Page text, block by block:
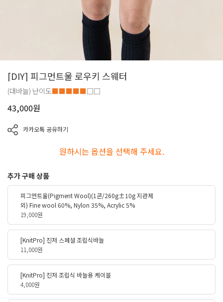
[DIY] 피그먼트울 로우키 스웨터
(대바늘) 난이도■■■■■□□
43,000원
카카오톡 공유하기
원하시는 옵션을 선택해 주세요.
추가 구매 상품
피그먼트울(Pigment Wool)(1콘/260g±10g 지관제
외) Fine wool 60%, Nylon 35%, Acrylic 5%
19,000원
[KnitPro] 진저 스페셜 조립식바늘
11,000원
[KnitPro] 진저 조립식 바늘용 케이블
4,000원